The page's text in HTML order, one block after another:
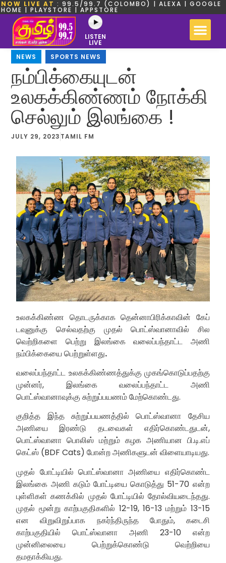
NOW LIVE AT : 99.5/99.7 (COLOMBO) | ALEXA | GOOGLE
HOME | PLAYSTORE | APPSTORE
LISTEN
LIVE
NEWS
SPORTS NEWS
நம்பிக்கையுடன்
உலகக்கிண்ணம் நோக்கி
செல்லும் இலங்கை !
JULY 29, 2023 TAMIL FM
உலகக்கிண்ண தொடருக்காக தென்னாபிரிக்காவின் கேப்
டவுனுக்கு செல்வதற்கு முதல் பொட்ஸ்வானாவில் சில
வெற்றிகளை பெற்று இலங்கை வலைப்பந்தாட்ட அணி
நம்பிக்கையை பெற்றுள்ளது.
வலைப்பந்தாட்ட உலகக்கிண்ணத்துக்கு முகங்கொடுப்பதற்கு
முன்னர், இலங்கை வலைப்பந்தாட்ட அணி
பொட்ஸ்வானாவுக்கு சுற்றுப்பயணம் மேற்கொண்டது.
குறித்த இந்த சுற்றுப்பயணத்தில் பொட்ஸ்வானா தேசிய
அணியை இரண்டு தடவைகள் எதிர்கொண்டதுடன்,
பொட்ஸ்வானா பொலிஸ் மற்றும் கழக அணியான பி.டி.எப்
கெட்ஸ் (BDF Cats) போன்ற அணிகளுடன் விளையாடியது.
முதல் போட்டியில் பொட்ஸ்வானா அணியை எதிர்கொண்ட
இலங்கை அணி கடும் போட்டியை கொடுத்து 51-70 என்ற
புள்ளிகள் கணக்கில் முதல் போட்டியில் தோல்வியடைந்தது.
முதல் மூன்று காற்பகுதிகளில் 12-19, 16-13 மற்றும் 13-15
என விறுவிறுப்பாக நகர்ந்திருந்த போதும், கடைசி
காற்பகுதியில் பொட்ஸ்வானா அணி 23-10 என்ற
முன்னிலையை பெற்றுக்கொண்டு வெற்றியை
தமதாக்கியது.